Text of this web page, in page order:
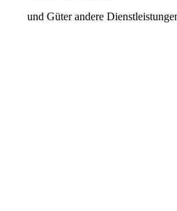
und Güter andere